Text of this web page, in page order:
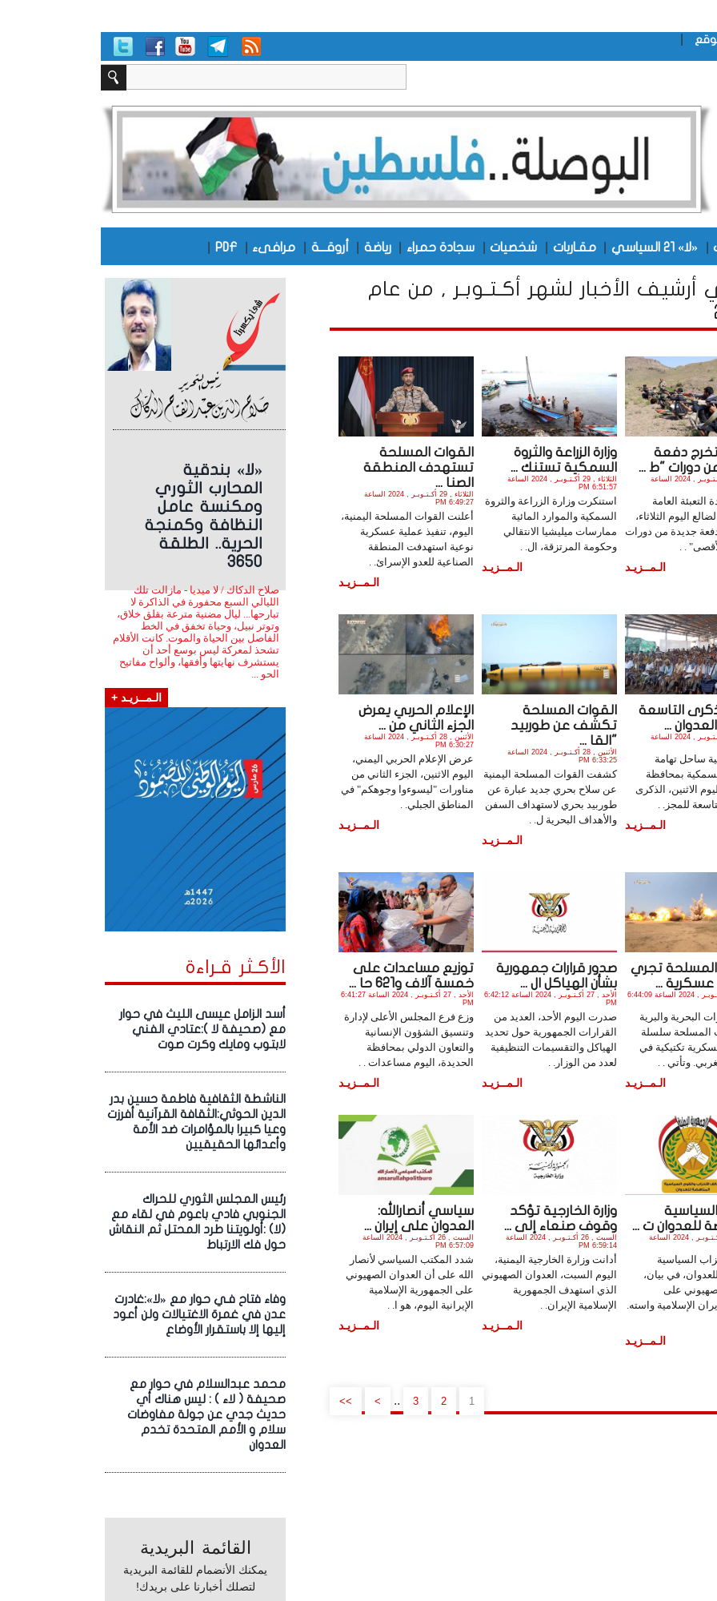
«لا» 21 السياسي مقـاربات شخصيات سجادة حمراء رياضة أروقـــة مرافىء PDF
«لا» بندقية
المحارب الثوري
ومكنسة عامل
النظافة وكمنجة
الحرية.. الطلقة
3650
صلاح الدكاك / لا ميديا - مازالت تلك
الليالي السبع محفورة في الذاكرة لا
تبارحها... ليال مضنية مترعة بقلق خلاق،
وتوتر نبيل، وحياة تخفق في الخط
الفاصل بين الحياة والموت. كانت الأقلام
تشحذ لمعركة ليس بوسع أحد أن
يستشرف نهايتها وأفقها، وألواح مفاتيح
الحو ...
الـمــزيـد +
الأكـثر قـراءة
أسد الزامل عيسى الليث في حوار
مع (صحيفة لا ):عتادي الفني
لابتوب ومايك وكرت صوت
الناشطة الثقافية فاطمة حسين بدر
الدين الحوثي:الثقافة القرآنية أفرزت
وعيا كبيرا بالمؤامرات ضد الأمة
وأعدائها الحقيقيين
رئيس المجلس الثوري للحراك
الجنوبي فادي باعوم في لقاء مع
(لا) :أولويتنا طرد المحتل ثم النقاش
حول فك الارتباط
وفاء فتاح فـي حوار مع «لا»:غادرت
عدن في غمرة الاغتيالات ولن أعود
إليها إلا باستقرار الأوضاع
محمد عبدالسلام في حوار مع
صحيفة ( لاء ) : ليس هناك أي
حديث جدي عن جولة مفاوضات
سلام و الأمم المتحدة تخدم
العدوان
القائمة البريدية
يمكنك الأنضمام للقائمة البريدية
لتصلك أخبارنا على بريدك!
الأخبار لشهر أكـتـوبـر , من عام
تخرج دفعة
دورات "ط ...
الثلاثاء , 29 أكـتـوبـر , 2024 الساعة
التعبئة العامة
اليوم الثلاثاء،
جديدة من دورات
. .
الـمــزيـد
وزارة الزراعة والثروة
السمكية تستنك ...
الثلاثاء , 29 أكـتـوبـر , 2024 الساعة
6:51:57 PM
استنكرت وزارة الزراعة والثروة
السمكية والموارد المائية
ممارسات ميليشيا الانتقالي
وحكومة المرتزقة، ال. .
الـمــزيـد
القوات المسلحة
تستهدف المنطقة
الصنا ...
الثلاثاء , 29 أكـتـوبـر , 2024 الساعة
6:49:27 PM
أعلنت القوات المسلحة اليمنية،
اليوم، تنفيذ عملية عسكرية
نوعية استهدفت المنطقة
الصناعية للعدو الإسرائ. .
الـمــزيـد
التاسعة
...
الأثنين , 28 أكـتـوبـر , 2024 الساعة
ساحل تهامة
السمكية بمحافظة
الاثنين، الذكرى
للمجز. .
الـمــزيـد
القوات المسلحة
تكشف عن طوربيد
"القا ...
الأثنين , 28 أكـتـوبـر , 2024 الساعة
6:33:25 PM
كشفت القوات المسلحة اليمنية
عن سلاح بحري جديد عبارة عن
طوربيد بحري لاستهداف السفن
والأهداف البحرية ل. .
الـمــزيـد
الإعلام الحربي يعرض
الجزء الثاني من ...
الأثنين , 28 أكـتـوبـر , 2024 الساعة
6:30:27 PM
عرض الإعلام الحربي اليمني،
اليوم الاثنين، الجزء الثاني من
مناورات "ليسوءوا وجوهكم" في
المناطق الجبلي. .
الـمــزيـد
المسلحة تجري
عسكرية ...
الأحد , 27 أكـتـوبـر , 2024 الساعة 6:44:09
البحرية والبرية
المسلحة سلسلة
تكتيكية في
وتأتي . .
الـمــزيـد
صدور قرارات جمهورية
بشأن الهياكل ال ...
الأحد , 27 أكـتـوبـر , 2024 الساعة 6:42:12
PM
صدرت اليوم الأحد، العديد من
القرارات الجمهورية حول تحديد
الهياكل والتقسيمات التنظيفية
لعدد من الوزار. .
الـمــزيـد
توزيع مساعدات على
خمسة آلاف و621 حا ...
الأحد , 27 أكـتـوبـر , 2024 الساعة 6:41:27
PM
وزع فرع المجلس الأعلى لإدارة
وتنسيق الشؤون الإنسانية
والتعاون الدولي بمحافظة
الحديدة، اليوم مساعدات . .
الـمــزيـد
السياسية
للعدوان ت ...
السبت , 26 أكـتـوبـر , 2024 الساعة
السياسية
في بيان،
على
الإسلامية واسته.
الـمــزيـد
وزارة الخارجية تؤكد
وقوف صنعاء إلى ...
السبت , 26 أكـتـوبـر , 2024 الساعة
6:59:14 PM
أدانت وزارة الخارجية اليمنية،
اليوم السبت، العدوان الصهيوني
الذي استهدف الجمهورية
الإسلامية الإيران. .
الـمــزيـد
سياسي أنصارالله:
العدوان على إيران ...
السبت , 26 أكـتـوبـر , 2024 الساعة
6:57:09 PM
شدد المكتب السياسي لأنصار
الله على أن العدوان الصهيوني
على الجمهورية الإسلامية
الإيرانية اليوم، هو ا. .
الـمــزيـد
1
2
3
..
>
>>